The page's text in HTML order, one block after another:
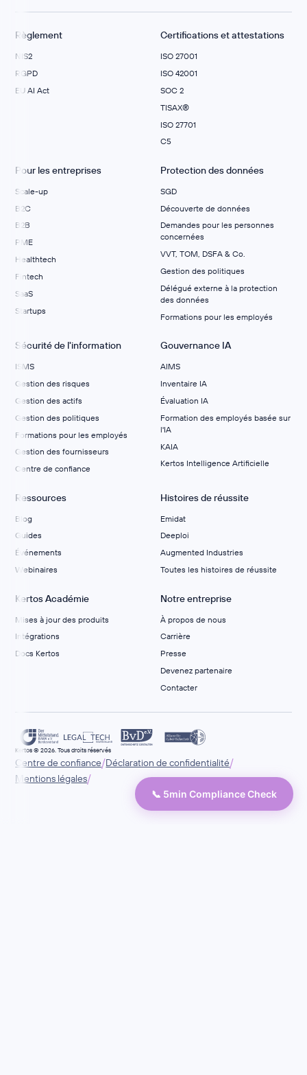
Règlement
NIS2
RGPD
EU AI Act
Certifications et attestations
ISO 27001
ISO 42001
SOC 2
TISAX®
ISO 27701
C5
Pour les entreprises
Scale-up
B2C
B2B
PME
Healthtech
Fintech
SaaS
Startups
Protection des données
SGD
Découverte de données
Demandes pour les personnes
concernées
VVT, TOM, DSFA & Co.
Gestion des politiques
Délégué externe à la protection
des données
Formations pour les employés
Sécurité de l'information
ISMS
Gestion des risques
Gestion des actifs
Gestion des politiques
Formations pour les employés
Gestion des fournisseurs
Centre de confiance
Gouvernance IA
AIMS
Inventaire IA
Évaluation IA
Formation des employés basée sur
l'IA
KAIA
Kertos Intelligence Artificielle
Ressources
Blog
Guides
Événements
Webinaires
Histoires de réussite
Emidat
Deeploi
Augmented Industries
Toutes les histoires de réussite
Kertos Académie
Mises à jour des produits
Intégrations
Docs Kertos
Notre entreprise
À propos de nous
Carrière
Presse
Devenez partenaire
Contacter
Kertos © 2026. Tous droits réservés
Centre de confiance/Déclaration de confidentialité/
Mentions légales/
📞 5min Compliance Check